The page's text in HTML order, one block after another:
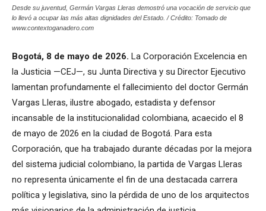
Desde su juventud, Germán Vargas Lleras demostró una vocación de servicio que
lo llevó a ocupar las más altas dignidades del Estado. / Crédito: Tomado de
www.contextoganadero.com
Bogotá, 8 de mayo de 2026. La Corporación Excelencia en
la Justicia —CEJ—, su Junta Directiva y su Director Ejecutivo
lamentan profundamente el fallecimiento del doctor Germán
Vargas Lleras, ilustre abogado, estadista y defensor
incansable de la institucionalidad colombiana, acaecido el 8
de mayo de 2026 en la ciudad de Bogotá. Para esta
Corporación, que ha trabajado durante décadas por la mejora
del sistema judicial colombiano, la partida de Vargas Lleras
no representa únicamente el fin de una destacada carrera
política y legislativa, sino la pérdida de uno de los arquitectos